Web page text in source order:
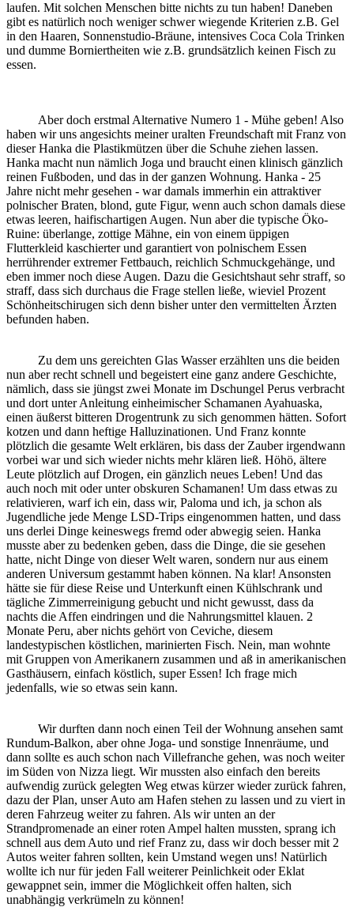
laufen. Mit solchen Menschen bitte nichts zu tun haben! Daneben
gibt es natürlich noch weniger schwer wiegende Kriterien z.B. Gel
in den Haaren, Sonnenstudio-Bräune, intensives Coca Cola Trinken
und dumme Borniertheiten wie z.B. grundsätzlich keinen Fisch zu
essen.
Aber doch erstmal Alternative Numero 1 - Mühe geben! Also
haben wir uns angesichts meiner uralten Freundschaft mit Franz von
dieser Hanka die Plastikmützen über die Schuhe ziehen lassen.
Hanka macht nun nämlich Joga und braucht einen klinisch gänzlich
reinen Fußboden, und das in der ganzen Wohnung. Hanka - 25
Jahre nicht mehr gesehen - war damals immerhin ein attraktiver
polnischer Braten, blond, gute Figur, wenn auch schon damals diese
etwas leeren, haifischartigen Augen. Nun aber die typische Öko-
Ruine: überlange, zottige Mähne, ein von einem üppigen
Flutterkleid kaschierter und garantiert von polnischem Essen
herrührender extremer Fettbauch, reichlich Schmuckgehänge, und
eben immer noch diese Augen. Dazu die Gesichtshaut sehr straff, so
straff, dass sich durchaus die Frage stellen ließe, wieviel Prozent
Schönheitschirugen sich denn bisher unter den vermittelten Ärzten
befunden haben.
Zu dem uns gereichten Glas Wasser erzählten uns die beiden
nun aber recht schnell und begeistert eine ganz andere Geschichte,
nämlich, dass sie jüngst zwei Monate im Dschungel Perus verbracht
und dort unter Anleitung einheimischer Schamanen Ayahuaska,
einen äußerst bitteren Drogentrunk zu sich genommen hätten. Sofort
kotzen und dann heftige Halluzinationen. Und Franz konnte
plötzlich die gesamte Welt erklären, bis dass der Zauber irgendwann
vorbei war und sich wieder nichts mehr klären ließ. Höhö, ältere
Leute plötzlich auf Drogen, ein gänzlich neues Leben! Und das
auch noch mit oder unter obskuren Schamanen! Um dass etwas zu
relativieren, warf ich ein, dass wir, Paloma und ich, ja schon als
Jugendliche jede Menge LSD-Trips eingenommen hatten, und dass
uns derlei Dinge keineswegs fremd oder abwegig seien. Hanka
musste aber zu bedenken geben, dass die Dinge, die sie gesehen
hatte, nicht Dinge von dieser Welt waren, sondern nur aus einem
anderen Universum gestammt haben können. Na klar! Ansonsten
hätte sie für diese Reise und Unterkunft einen Kühlschrank und
tägliche Zimmerreinigung gebucht und nicht gewusst, dass da
nachts die Affen eindringen und die Nahrungsmittel klauen. 2
Monate Peru, aber nichts gehört von Ceviche, diesem
landestypischen köstlichen, marinierten Fisch. Nein, man wohnte
mit Gruppen von Amerikanern zusammen und aß in amerikanischen
Gasthäusern, einfach köstlich, super Essen! Ich frage mich
jedenfalls, wie so etwas sein kann.
Wir durften dann noch einen Teil der Wohnung ansehen samt
Rundum-Balkon, aber ohne Joga- und sonstige Innenräume, und
dann sollte es auch schon nach Villefranche gehen, was noch weiter
im Süden von Nizza liegt. Wir mussten also einfach den bereits
aufwendig zurück gelegten Weg etwas kürzer wieder zurück fahren,
dazu der Plan, unser Auto am Hafen stehen zu lassen und zu viert in
deren Fahrzeug weiter zu fahren. Als wir unten an der
Strandpromenade an einer roten Ampel halten mussten, sprang ich
schnell aus dem Auto und rief Franz zu, dass wir doch besser mit 2
Autos weiter fahren sollten, kein Umstand wegen uns! Natürlich
wollte ich nur für jeden Fall weiterer Peinlichkeit oder Eklat
gewappnet sein, immer die Möglichkeit offen halten, sich
unabhängig verkrümeln zu können!